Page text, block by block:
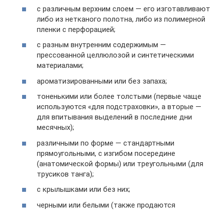
с различным верхним слоем — его изготавливают
либо из нетканого полотна, либо из полимерной
пленки с перфорацией;
с разным внутренним содержимым —
прессованной целлюлозой и синтетическими
материалами;
ароматизированными или без запаха;
тоненькими или более толстыми (первые чаще
используются «для подстраховки», а вторые —
для впитывания выделений в последние дни
месячных);
различными по форме — стандартными
прямоугольными, с изгибом посередине
(анатомической формы) или треугольными (для
трусиков танга);
с крылышками или без них;
черными или белыми (также продаются